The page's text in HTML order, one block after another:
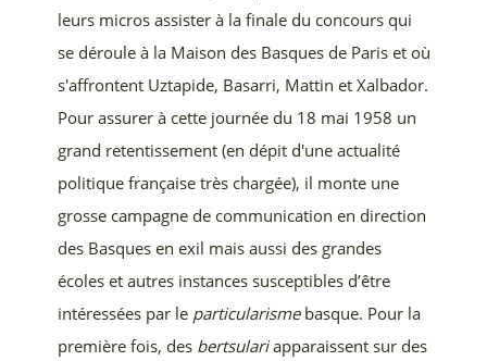
leurs micros assister à la finale du concours qui
se déroule à la Maison des Basques de Paris et où
s'affrontent Uztapide, Basarri, Mattin et Xalbador.
Pour assurer à cette journée du 18 mai 1958 un
grand retentissement (en dépit d'une actualité
politique française très chargée), il monte une
grosse campagne de communication en direction
des Basques en exil mais aussi des grandes
écoles et autres instances susceptibles d’être
intéressées par le particularismebasque. Pour la
première fois, des bertsulariapparaissent sur des